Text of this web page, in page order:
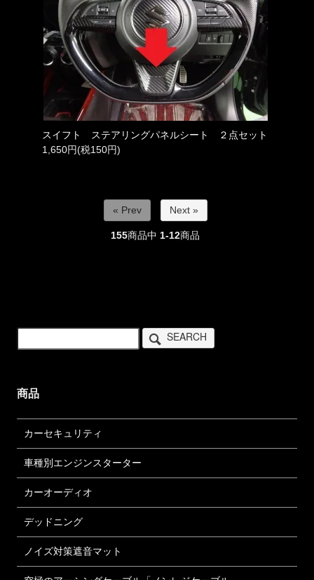
スイフト ステアリングパネルシート ２点セット
1,650円(税150円)
« Prev Next »
155商品中 1-12商品
SEARCH
商品
カーセキュリティ
車種別エンジンスターター
カーオーディオ
デッドニング
ノイズ対策遮音マット